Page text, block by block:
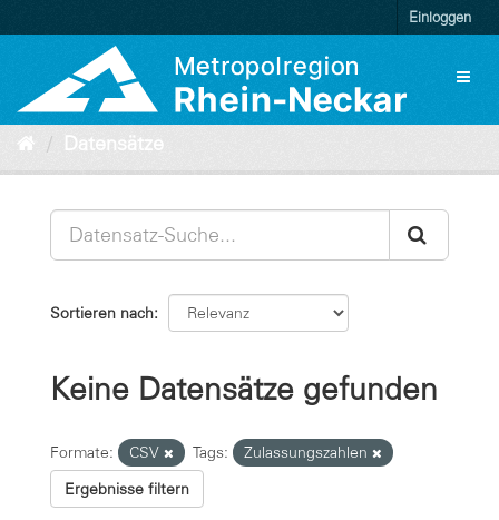
zum
Einloggen
Datensätze
Sortieren nach
Keine Datensätze gefunden
Formate: CSV Tags:
Zulassungszahlen
Ergebnisse filtern